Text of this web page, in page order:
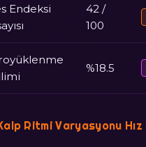
Endeksi
42 /
100
%18.5
Ritmi Varyasyonu